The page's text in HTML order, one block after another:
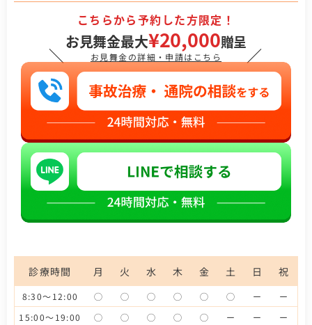
＼
こちらから予約した方限定！
お見舞金最大¥20,000贈呈
お見舞金の詳細・申請はこちら ／
診療時間 月 火 水 木 金 土 日 祝
8:30～12:00 ◯ ◯ ◯ ◯ ◯ ◯ ー
ー
15:00～19:00
◯ ◯ ◯ ◯ ◯ ー ー ー